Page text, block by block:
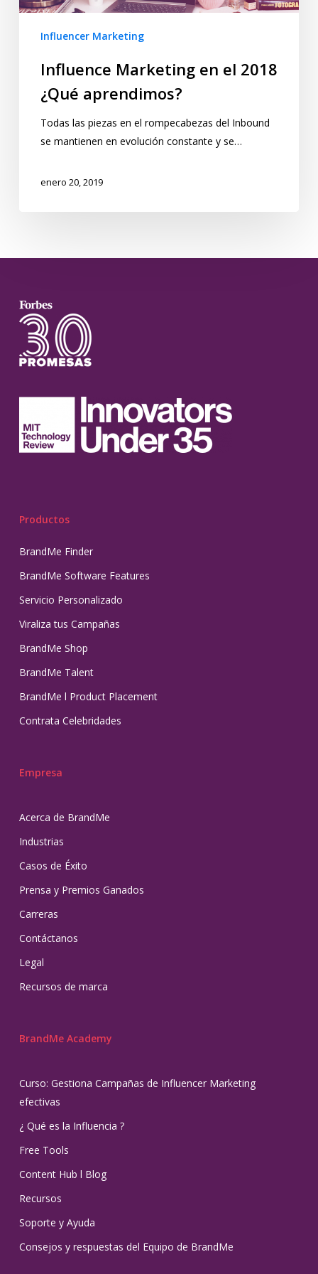
Influencer Marketing
Influence Marketing en el 2018
¿Qué aprendimos?
Todas las piezas en el rompecabezas del Inbound
se mantienen en evolución constante y se…
enero 20, 2019
Productos
BrandMe Finder
BrandMe Software Features
Servicio Personalizado
Viraliza tus Campañas
BrandMe Shop
BrandMe Talent
BrandMe l Product Placement
Contrata Celebridades
Empresa
Acerca de BrandMe
Industrias
Casos de Éxito
Prensa y Premios Ganados
Carreras
Contáctanos
Legal
Recursos de marca
BrandMe Academy
Curso: Gestiona Campañas de Influencer Marketing
efectivas
¿ Qué es la Influencia ?
Free Tools
Content Hub l Blog
Recursos
Soporte y Ayuda
Consejos y respuestas del Equipo de BrandMe